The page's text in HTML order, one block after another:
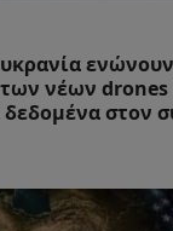
νέων drones
δεδομένα στον